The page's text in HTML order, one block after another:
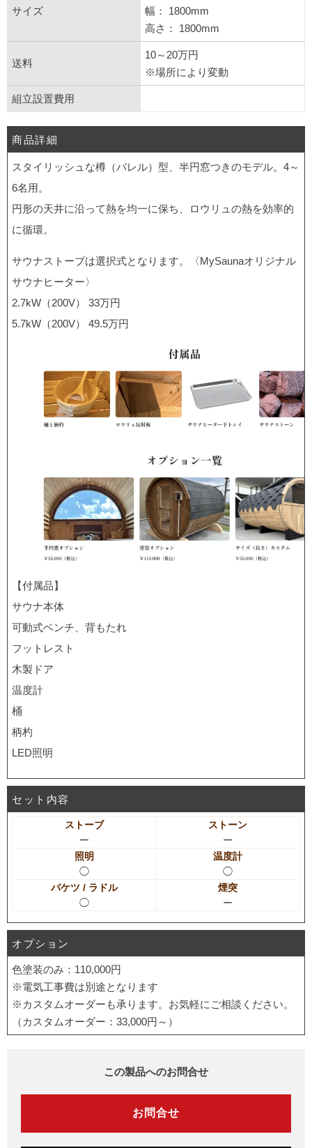
商品詳細
スタイリッシュな樽（バレル）型、半円窓つきのモデル。4～
6名用。
円形の天井に沿って熱を均一に保ち、ロウリュの熱を効率的
に循環。
サウナストーブは選択式となります。〈MySaunaオリジナル
サウナヒーター〉
2.7kW（200V） 33万円
5.7kW（200V） 49.5万円
【付属品】
サウナ本体
可動式ベンチ、背もたれ
フットレスト
木製ドア
温度計
桶
柄杓
LED照明
セット内容
ストーブ
ー
ストーン
ー
照明
◯
温度計
◯
バケツ / ラドル
◯
煙突
ー
オプション
色塗装のみ：110,000円
※電気工事費は別途となります
※カスタムオーダーも承ります。お気軽にご相談ください。
（カスタムオーダー：33,000円～）
サイズ
幅： 1800mm
高さ： 1800mm
送料
10～20万円
※場所により変動
組立設置費用
この製品へのお問合せ
お問合せ